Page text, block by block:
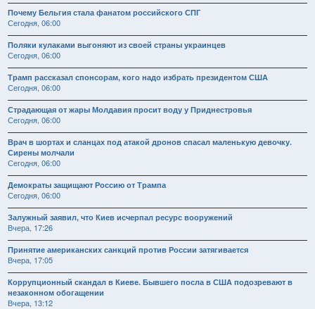
Почему Бельгия стала фанатом российского СПГ
Сегодня, 06:00
Поляки кулаками выгоняют из своей страны украинцев
Сегодня, 06:00
Трамп рассказал спонсорам, кого надо избрать президентом США
Сегодня, 06:00
Страдающая от жары Молдавия просит воду у Приднестровья
Сегодня, 06:00
Врач в шортах и сланцах под атакой дронов спасал маленькую девочку.
Сирены молчали
Сегодня, 06:00
Демократы защищают Россию от Трампа
Сегодня, 06:00
Залужный заявил, что Киев исчерпал ресурс вооружений
Вчера, 17:26
Принятие американских санкций против России затягивается
Вчера, 17:05
Коррупционный скандал в Киеве. Бывшего посла в США подозревают в
незаконном обогащении
Вчера, 13:12